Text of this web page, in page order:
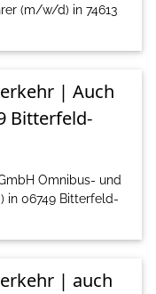
(m/w/d) in 74613
| Auch
Bitterfeld-
Omnibus- und
in 06749 Bitterfeld-
| auch